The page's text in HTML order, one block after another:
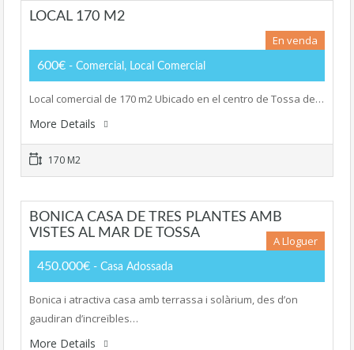
LOCAL 170 M2
En venda
600€ - Comercial, Local Comercial
Local comercial de 170 m2 Ubicado en el centro de Tossa de…
More Details
170 M2
BONICA CASA DE TRES PLANTES AMB
VISTES AL MAR DE TOSSA
A Lloguer
450.000€ - Casa Adossada
Bonica i atractiva casa amb terrassa i solàrium, des d’on
gaudiran d’increïbles…
More Details